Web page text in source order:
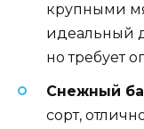
крупными
идеальный
но требует
Снежный
сорт,